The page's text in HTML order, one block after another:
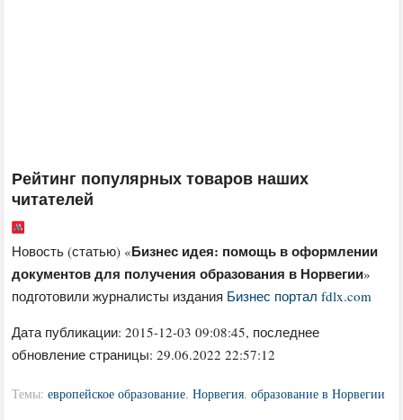
Рейтинг популярных товаров наших
читателей
Новость (статью) «Бизнес идея: помощь в оформлении
документов для получения образования в Норвегии»
подготовили журналисты издания Бизнес портал fdlx.com
Дата публикации:2015-12-03 09:08:45, последнее
обновление страницы: 29.06.2022 22:57:12
Темы:европейское образование,Норвегия,образование в Норвегии